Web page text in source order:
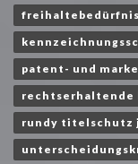
patent- und
rechtserhaltende
rundy titelschutz